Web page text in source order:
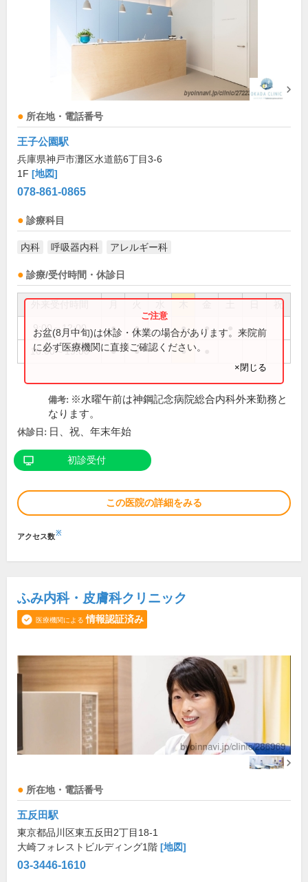
所在地・電話番号
王子公園駅
兵庫県神戸市灘区水道筋6丁目3-6
1F [地図]
078-861-0865
診療科目
内科 呼吸器内科 アレルギー科
診療/受付時間・休診日
祝
9:00～12:00 ● ● ● ●
16:00～19:00 ● ● ●
お盆(8月中旬)は休診・休業の場合があります。来院前
に必ず医療機関に直接ご確認ください。
×閉じる
備考: ※水曜午前は神鋼記念病院総合内科外来勤務と
なります。
休診日: 日、祝、年末年始
初診受付
この医院の詳細をみる
アクセス数※
ふみ内科・皮膚科クリニック
医療機関による 情報認証済み
所在地・電話番号
五反田駅
東京都品川区東五反田2丁目18-1
大崎フォレストビルディング1階 [地図]
03-3446-1610